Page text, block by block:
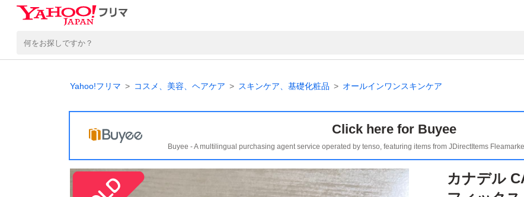
Yahoo!フリマ コスメ、美容、ヘアケア スキンケア、基礎化粧品 オールインワンスキンケア
Click here for Buyee
Buyee - A multilingual purchasing agent service operated by tenso, featuring items from JDirectItems
カナデル